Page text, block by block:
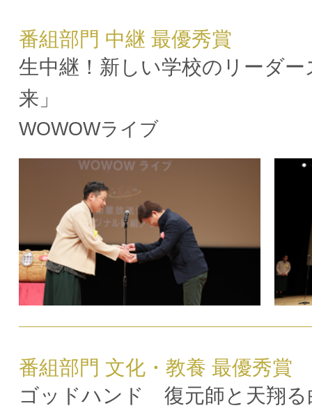
番組部門 中継 最優秀賞
生中継！新しい学校のリーダ
来」
WOWOWライブ
番組部門 文化・教養 最優秀賞
ゴッドハンド 復元師と天翔る